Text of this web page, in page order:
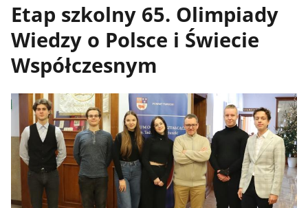
Etap szkolny 65. Olimpiady
Wiedzy o Polsce i Świecie
Współczesnym